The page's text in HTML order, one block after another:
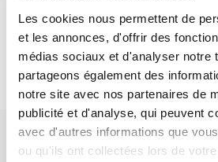
Les cookies nous permettent de
et les annonces, d'offrir des
médias sociaux et d'analyser notre
partageons également des
notre site avec nos partenaires de
publicité et d'analyse, qui peuvent
avec d'autres informations que
ou qu'ils ont collectées lors de
Poursuivre ma sélection